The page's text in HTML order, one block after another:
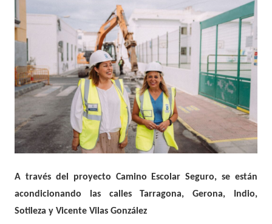
A través del proyecto Camino Escolar Seguro, se están
acondicionando las calles Tarragona, Gerona, Indio,
Sotileza y Vicente Vilas González